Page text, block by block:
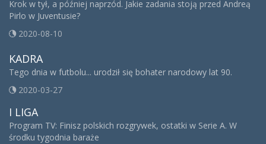
Krok w tył, a później naprzód. Jakie zadania stoją przed Andreą
Pirlo w Juventusie?
2020-08-10
KADRA
Tego dnia w futbolu... urodził się bohater narodowy lat 90.
2020-03-27
I LIGA
Program TV: Finisz polskich rozgrywek, ostatki w Serie A. W
środku tygodnia baraże